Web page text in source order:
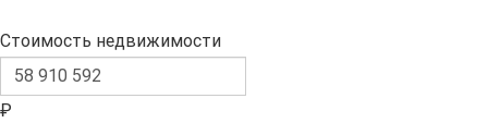
Стоимость недвижимости
₽